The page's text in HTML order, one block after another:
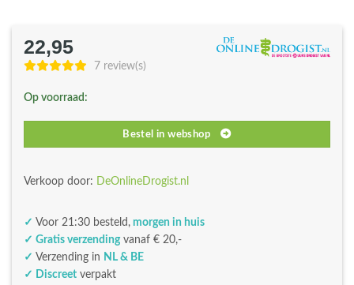
22,95
7 review(s)
Op voorraad:
Bestel in webshop
Verkoop door: DeOnlineDrogist.nl
✓ Voor 21:30 besteld, morgen in huis
✓ Gratis verzendingvanaf € 20,-
✓ Verzending in NL & BE
✓ Discreet verpakt